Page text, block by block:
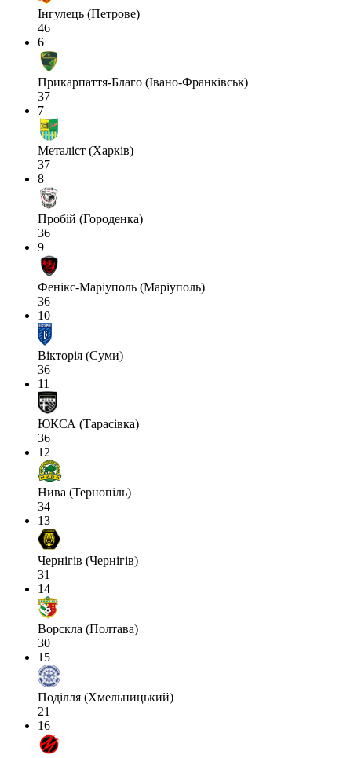
Інгулець (Петрове)
46
6
Прикарпаття-Благо (Івано-Франківськ)
37
7
Металіст (Харків)
37
8
Пробій (Городенка)
36
9
Фенікс-Маріуполь (Маріуполь)
36
10
Вікторія (Суми)
36
11
ЮКСА (Тарасівка)
36
12
Нива (Тернопіль)
34
13
Чернігів (Чернігів)
31
14
Ворскла (Полтава)
30
15
Поділля (Хмельницький)
21
16